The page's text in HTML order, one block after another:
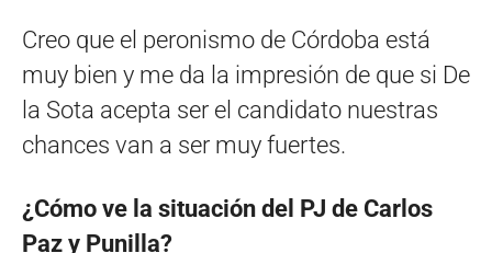
Creo que el peronismo de Córdoba está
muy bien y me da la impresión de que si De
la Sota acepta ser el candidato nuestras
chances van a ser muy fuertes.
¿Cómo ve la situación del PJ de Carlos
Paz y Punilla?